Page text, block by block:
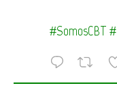
#SomosCBT